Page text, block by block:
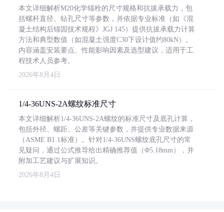
本文详细解析M20化学锚栓的尺寸规格和抗拔承载力，包
括螺杆直径、钻孔尺寸等参数，并依据专业标准（如《混
凝土结构后锚固技术规程》JGJ 145）提供抗拔承载力计算
方法和典型数值（如混凝土强度C30下设计值约80kN）。
内容涵盖安装要点、性能影响因素及选型建议，适用于工
程技术人员参考。
2026年8月4日
1/4-36UNS-2A螺纹标准尺寸
本文详细解析1/4-36UNS-2A螺纹的标准尺寸及底孔计算，
包括外径、螺距、公差等关键参数，并提供专业数据来源
（ASME B1.1标准）。针对1/4-36UNS螺纹底孔尺寸的常
见疑问，通过公式推导给出精确推荐值（Φ5.18mm），并
附加工艺建议与扩展知识。
2026年8月4日